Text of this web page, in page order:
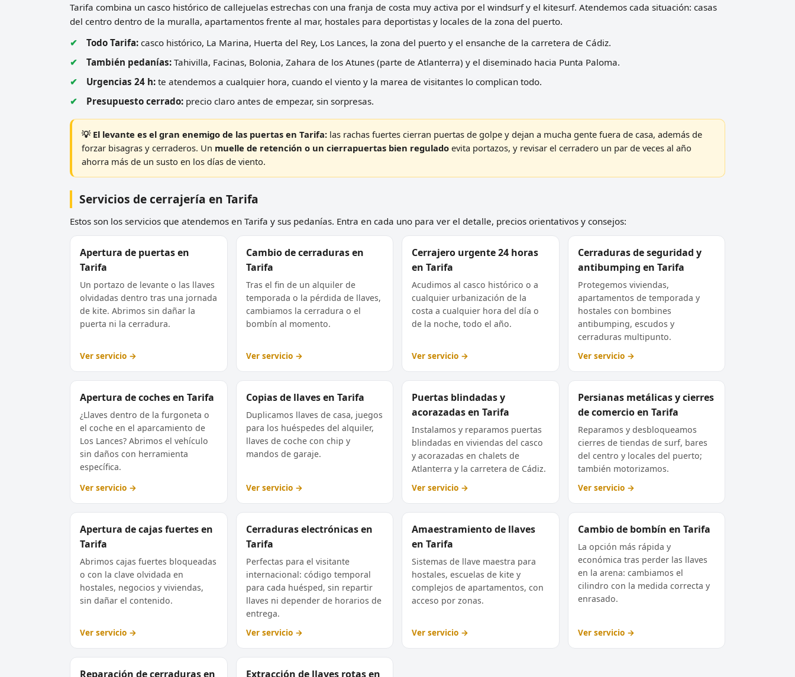
Tarifa combina un casco histórico de callejuelas estrechas con una franja de costa muy activa por el windsurf y el kitesurf. Atendemos cada situación: casas
del centro dentro de la muralla, apartamentos frente al mar, hostales para deportistas y locales de la zona del puerto.
Todo Tarifa: casco histórico, La Marina, Huerta del Rey, Los Lances, la zona del puerto y el ensanche de la carretera de Cádiz.
También pedanías: Tahivilla, Facinas, Bolonia, Zahara de los Atunes (parte de Atlanterra) y el diseminado hacia Punta Paloma.
Urgencias 24 h: te atendemos a cualquier hora, cuando el viento y la marea de visitantes lo complican todo.
Presupuesto cerrado: precio claro antes de empezar, sin sorpresas.
💡 El levante es el gran enemigo de las puertas en Tarifa: las rachas fuertes cierran puertas de golpe y dejan a mucha gente fuera de casa, además de
forzar bisagras y cerraderos. Un muelle de retención o un cierrapuertas bien regulado evita portazos, y revisar el cerradero un par de veces al año
ahorra más de un susto en los días de viento.
Servicios de cerrajería en Tarifa
Estos son los servicios que atendemos en Tarifa y sus pedanías. Entra en cada uno para ver el detalle, precios orientativos y consejos:
Apertura de puertas en
Tarifa
Un portazo de levante o las llaves
olvidadas dentro tras una jornada
de kite. Abrimos sin dañar la
puerta ni la cerradura.
Ver servicio →
Cambio de cerraduras en
Tarifa
Tras el fin de un alquiler de
temporada o la pérdida de llaves,
cambiamos la cerradura o el
bombín al momento.
Ver servicio →
Cerrajero urgente 24 horas
en Tarifa
Acudimos al casco histórico o a
cualquier urbanización de la
costa a cualquier hora del día o
de la noche, todo el año.
Ver servicio →
Cerraduras de seguridad y
antibumping en Tarifa
Protegemos viviendas,
apartamentos de temporada y
hostales con bombines
antibumping, escudos y
cerraduras multipunto.
Ver servicio →
Apertura de coches en Tarifa
¿Llaves dentro de la furgoneta o
el coche en el aparcamiento de
Los Lances? Abrimos el vehículo
sin daños con herramienta
específica.
Ver servicio →
Copias de llaves en Tarifa
Duplicamos llaves de casa, juegos
para los huéspedes del alquiler,
llaves de coche con chip y
mandos de garaje.
Ver servicio →
Puertas blindadas y
acorazadas en Tarifa
Instalamos y reparamos puertas
blindadas en viviendas del casco
y acorazadas en chalets de
Atlanterra y la carretera de Cádiz.
Ver servicio →
Persianas metálicas y cierres
de comercio en Tarifa
Reparamos y desbloqueamos
cierres de tiendas de surf, bares
del centro y locales del puerto;
también motorizamos.
Ver servicio →
Apertura de cajas fuertes en
Tarifa
Abrimos cajas fuertes bloqueadas
o con la clave olvidada en
hostales, negocios y viviendas,
sin dañar el contenido.
Ver servicio →
Cerraduras electrónicas en
Tarifa
Perfectas para el visitante
internacional: código temporal
para cada huésped, sin repartir
llaves ni depender de horarios de
entrega.
Ver servicio →
Amaestramiento de llaves
en Tarifa
Sistemas de llave maestra para
hostales, escuelas de kite y
complejos de apartamentos, con
acceso por zonas.
Ver servicio →
Cambio de bombín en Tarifa
La opción más rápida y
económica tras perder las llaves
en la arena: cambiamos el
cilindro con la medida correcta y
enrasado.
Ver servicio →
Reparación de cerraduras en Extracción de llaves rotas en